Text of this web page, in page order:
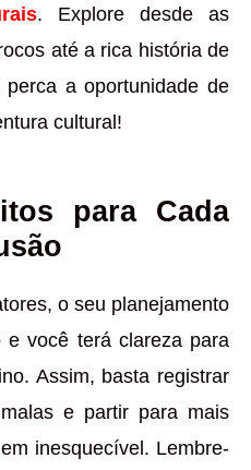
. Explore desde as
até a rica história de
a oportunidade de
cultural!
para Cada
o seu planejamento
você terá clareza para
Assim, basta registrar
e partir para mais
inesquecível. Lembre-